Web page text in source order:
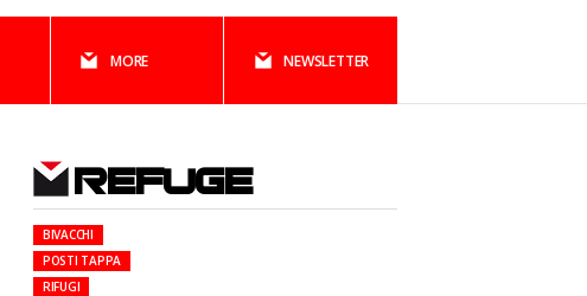
MORE NEWSLETTER
REFUGE
BIVACCHI
POSTI TAPPA
RIFUGI